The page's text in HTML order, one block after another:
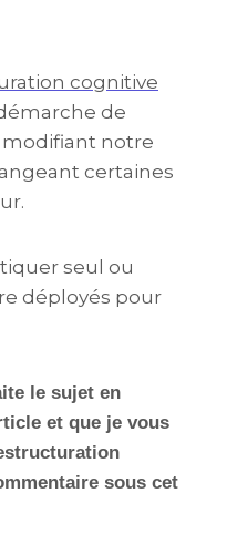
cognitive
de
notre
certaines
seul ou
déployés pour
le sujet en
et que je vous
sous cet